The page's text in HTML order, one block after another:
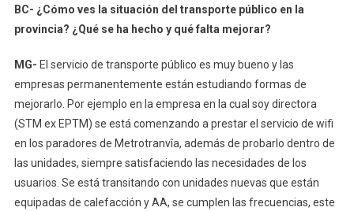
BC- ¿Cómo ves la situación del transporte público en la
provincia? ¿Qué se ha hecho y qué falta mejorar?
MG- El servicio de transporte público es muy bueno y las
empresas permanentemente están estudiando formas de
mejorarlo. Por ejemplo en la empresa en la cual soy directora
(STM ex EPTM) se está comenzando a prestar el servicio de wifi
en los paradores de Metrotranvîa, además de probarlo dentro de
las unidades, siempre satisfaciendo las necesidades de los
usuarios. Se está transitando con unidades nuevas que están
equipadas de calefacción y AA, se cumplen las frecuencias, este